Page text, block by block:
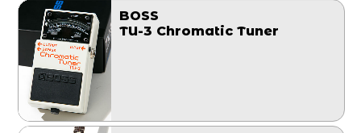
BOSS
TU-3 Chromatic Tuner